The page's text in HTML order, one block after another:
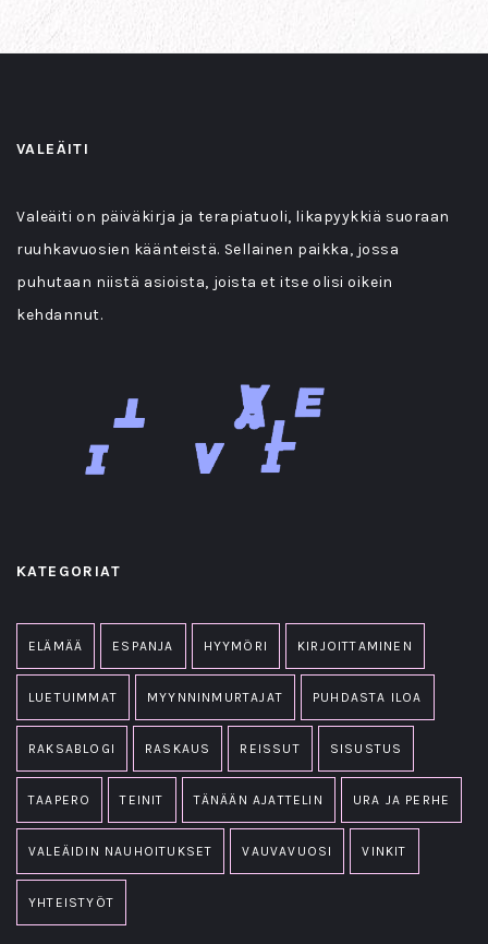
VALEÄITI
Valeäiti on päiväkirja ja terapiatuoli, likapyykkiä suoraan
ruuhkavuosien käänteistä. Sellainen paikka, jossa
puhutaan niistä asioista, joista et itse olisi oikein
kehdannut.
KATEGORIAT
ELÄMÄÄ ESPANJA HYYMÖRI KIRJOITTAMINEN
LUETUIMMAT MYYNNINMURTAJAT PUHDASTA ILOA
RAKSABLOGI RASKAUS REISSUT SISUSTUS
TAAPERO TEINIT TÄNÄÄN AJATTELIN URA JA PERHE
VALEÄIDIN NAUHOITUKSET VAUVAVUOSI VINKIT
YHTEISTYÖT